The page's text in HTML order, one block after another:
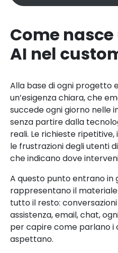
Come
AI nel
Alla base di ogni progetto
un’esigenza chiara, che
succede ogni giorno nelle
senza partire dalla
reali. Le richieste
le frustrazioni degli utenti
che indicano dove
A questo punto entrano in
rappresentano il
tutto il resto:
assistenza, email, chat,
per capire come parlano i
aspettano.